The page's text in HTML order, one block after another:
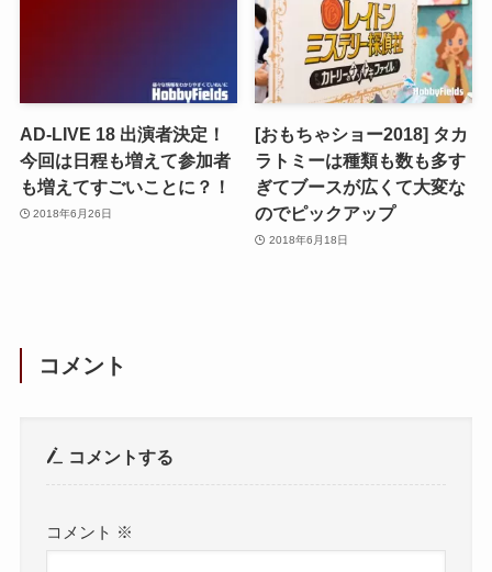
AD-LIVE 18 出演者決定！
今回は日程も増えて参加者
も増えてすごいことに？！
2018年6月26日
[おもちゃショー2018] タカ
ラトミーは種類も数も多す
ぎてブースが広くて大変な
のでピックアップ
2018年6月18日
コメント
コメントする
コメント ※